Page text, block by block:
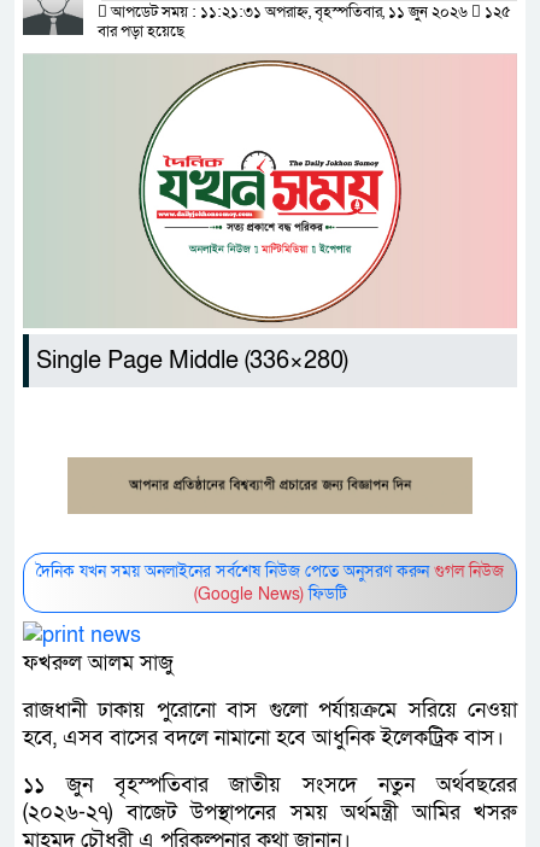
আপডেট সময় : ১১:২১:৩১ অপরাহ্ন, বৃহস্পতিবার, ১১ জুন ২০২৬
১২৫
বার পড়া হয়েছে
Single Page Middle (336×280)
দৈনিক যখন সময় অনলাইনের সর্বশেষ নিউজ পেতে অনুসরণ করুনগুগল নিউজ
(Google News)ফিডটি
ফখরুল আলম সাজু
রাজধানী ঢাকায় পুরোনো বাস গুলো পর্যায়ক্রমে সরিয়ে নেওয়া
হবে, এসব বাসের বদলে নামানো হবে আধুনিক ইলেকট্রিক বাস।
১১ জুন বৃহস্পতিবার জাতীয় সংসদে নতুন অর্থবছরের
(২০২৬-২৭) বাজেট উপস্থাপনের সময় অর্থমন্ত্রী আমির খসরু
মাহমুদ চৌধুরী এ পরিকল্পনার কথা জানান।